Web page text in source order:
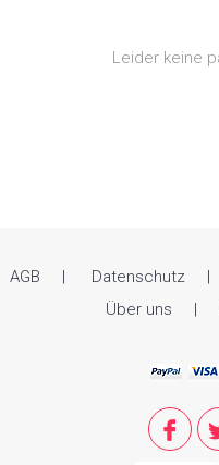
Leider keine
AGB Datenschutz
Über uns